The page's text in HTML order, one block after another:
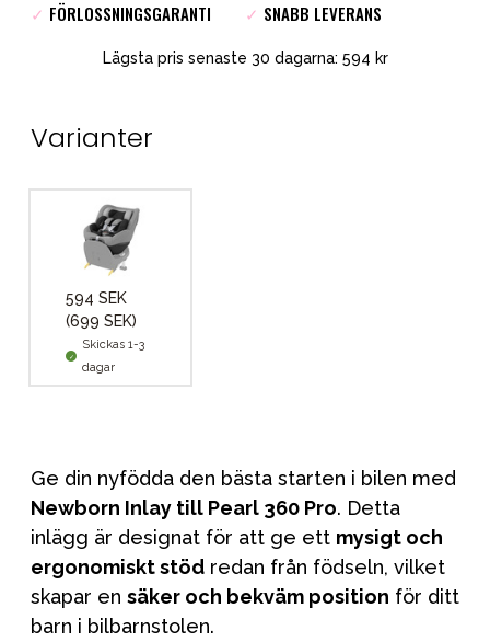
✓ FÖRLOSSNINGSGARANTI ✓ SNABB LEVERANS
Lägsta pris senaste 30 dagarna: 594 kr
Varianter
594 SEK
(699 SEK)
Skickas 1-3
dagar
Ge din nyfödda den bästa starten i bilen med
Newborn Inlay till Pearl 360 Pro. Detta
inlägg är designat för att ge ett mysigt och
ergonomiskt stöd redan från födseln, vilket
skapar en säker och bekväm position för ditt
barn i bilbarnstolen.